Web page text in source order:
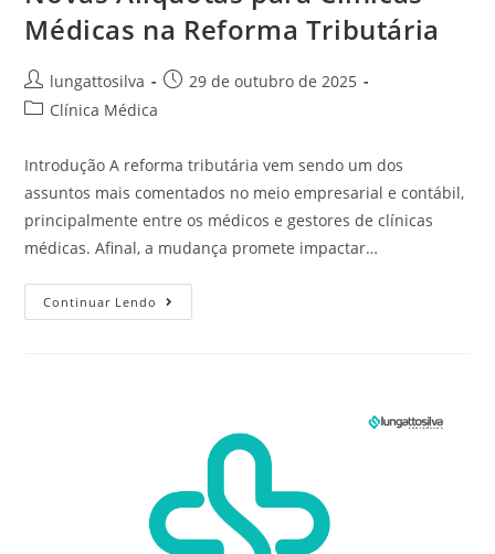
Médicas na Reforma Tributária
lungattosilva
29 de outubro de 2025
Clínica Médica
Introdução A reforma tributária vem sendo um dos
assuntos mais comentados no meio empresarial e contábil,
principalmente entre os médicos e gestores de clínicas
médicas. Afinal, a mudança promete impactar…
Continuar Lendo